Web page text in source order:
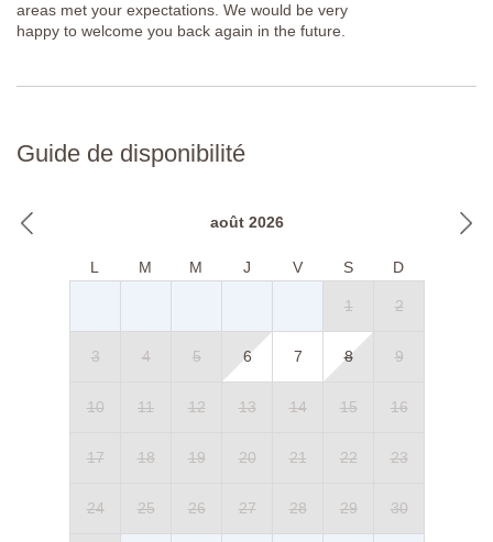
areas met your expectations. We would be very
happy to welcome you back again in the future.
Guide de disponibilité
août 2026
L M M J V S D
1 2
3 4 5 6 7 8 9
10 11 12 13 14 15 16
17 18 19 20 21 22 23
24 25 26 27 28 29 30